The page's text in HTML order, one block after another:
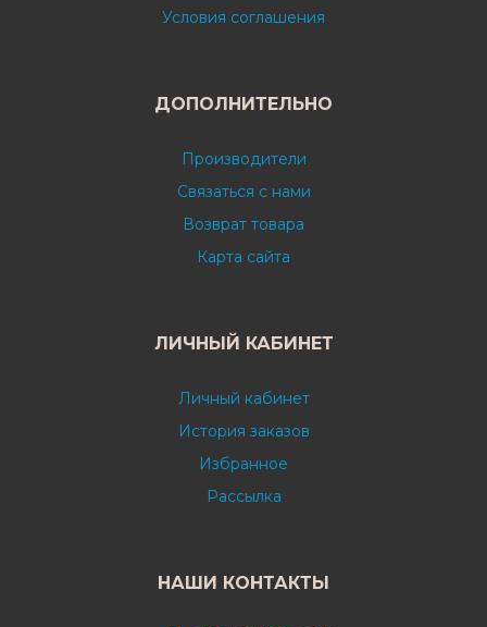
Условия соглашения
ДОПОЛНИТЕЛЬНО
Производители
Связаться с нами
Возврат товара
Карта сайта
ЛИЧНЫЙ КАБИНЕТ
Личный кабинет
История заказов
Избранное
Рассылка
НАШИ КОНТАКТЫ